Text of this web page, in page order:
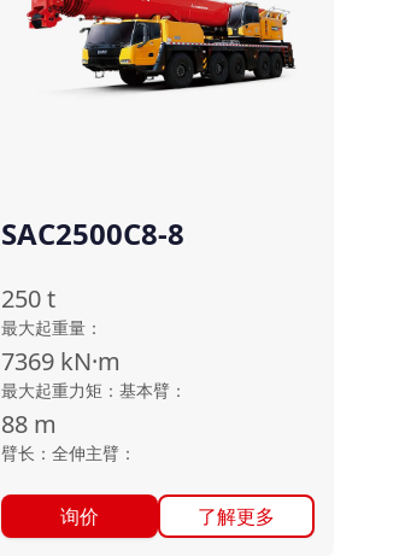
SAC2500C8-8
250t
最大起重量 ：
7369 kN·m
最大起重力矩：基本臂 ：
88 m
臂长：全伸主臂 ：
询价 了解更多